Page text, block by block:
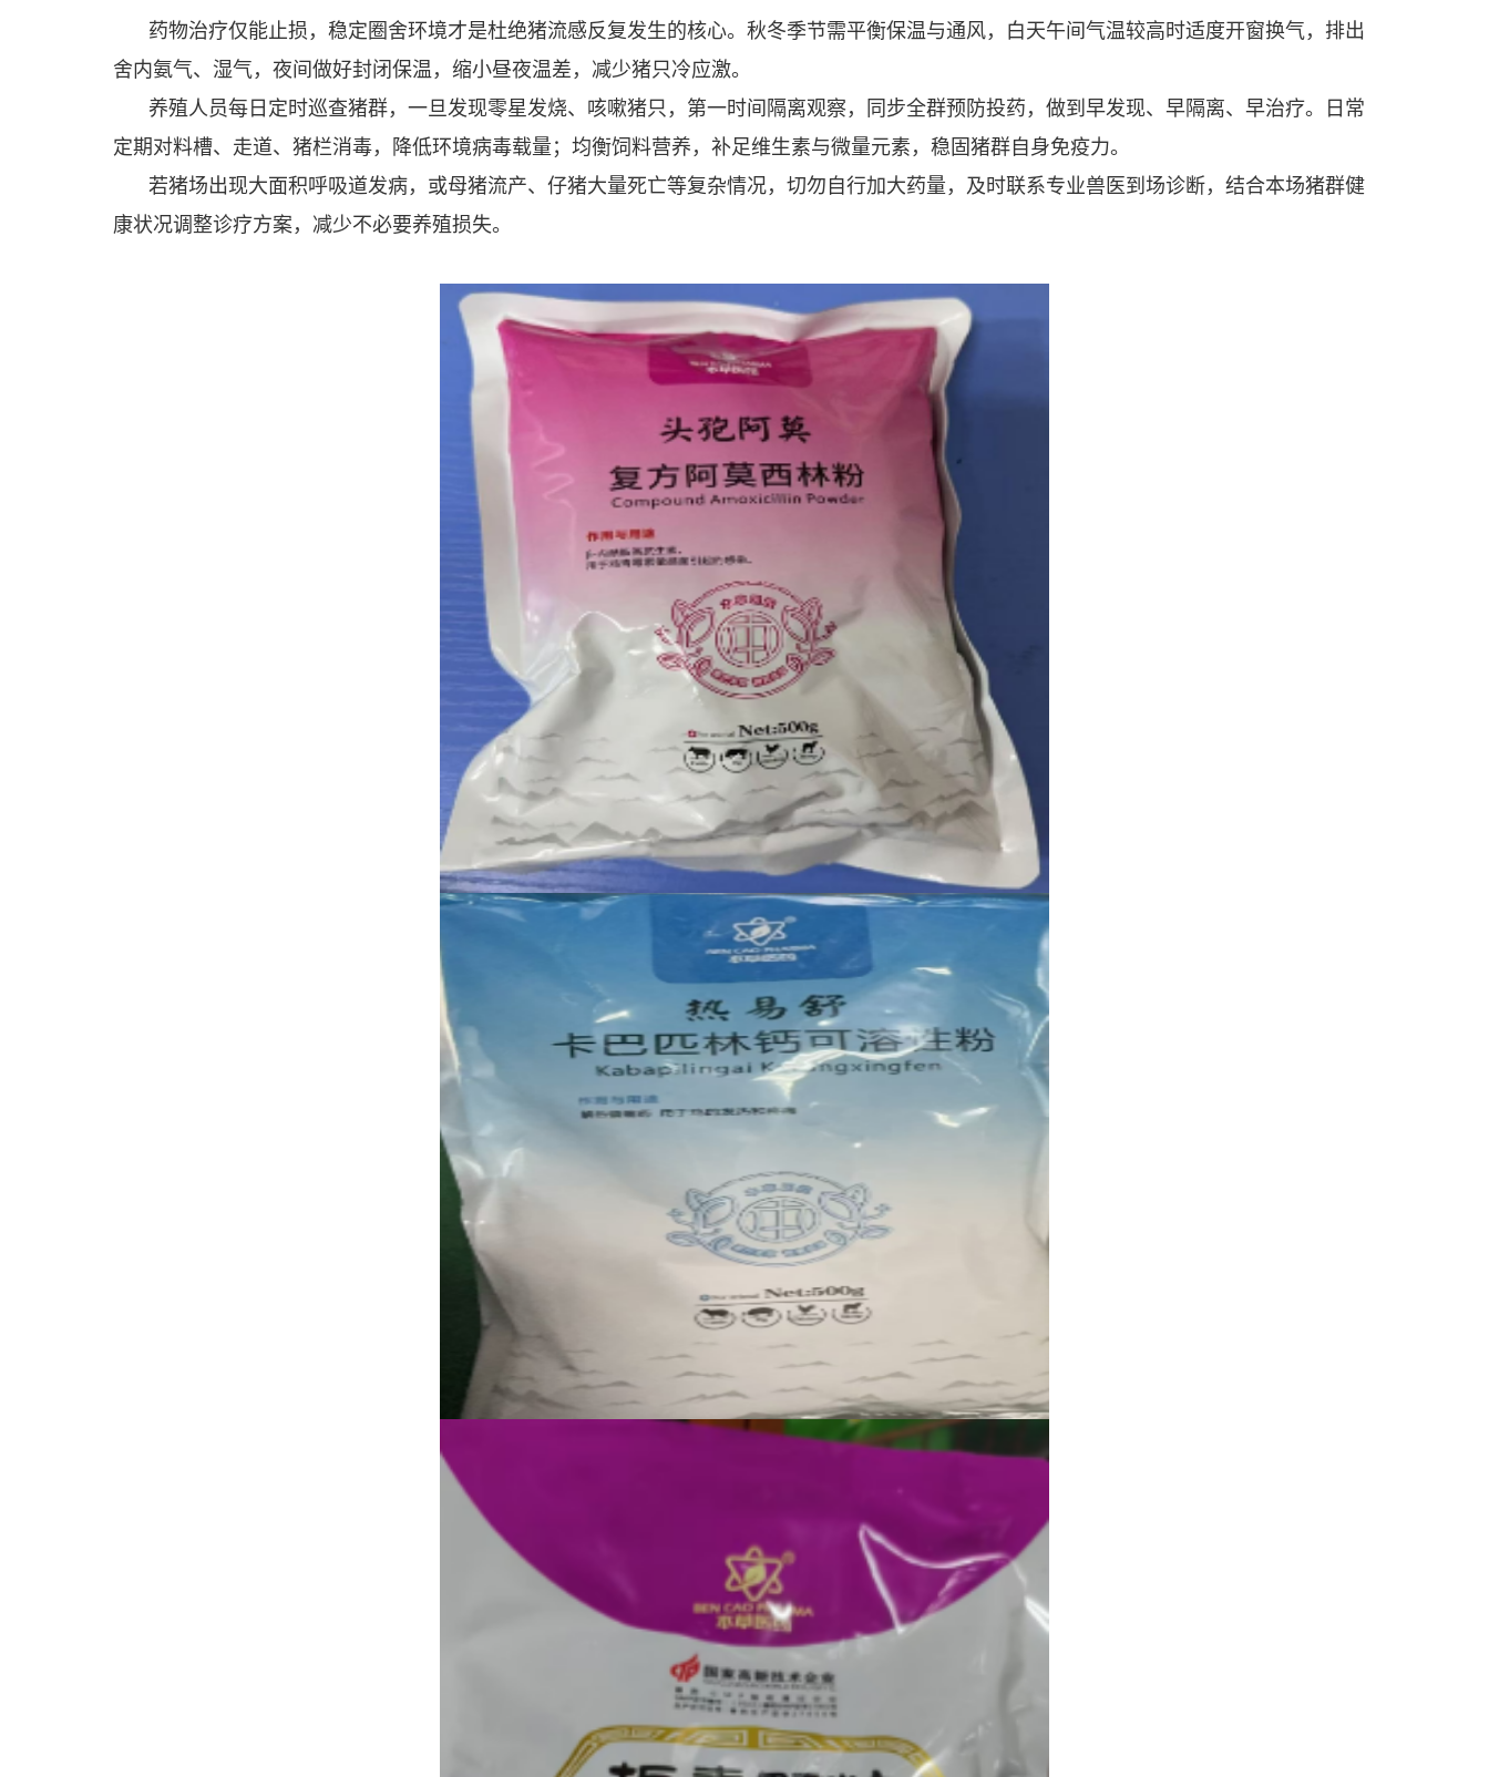
药物治疗仅能止损，稳定圈舍环境才是杜绝猪流感反复发生的核心。秋冬季节需平衡保温与通风，白天午间气温较高时适度开窗换气，排出
舍内氨气、湿气，夜间做好封闭保温，缩小昼夜温差，减少猪只冷应激。
养殖人员每日定时巡查猪群，一旦发现零星发烧、咳嗽猪只，第一时间隔离观察，同步全群预防投药，做到早发现、早隔离、早治疗。日常
定期对料槽、走道、猪栏消毒，降低环境病毒载量；均衡饲料营养，补足维生素与微量元素，稳固猪群自身免疫力。
若猪场出现大面积呼吸道发病，或母猪流产、仔猪大量死亡等复杂情况，切勿自行加大药量，及时联系专业兽医到场诊断，结合本场猪群健
康状况调整诊疗方案，减少不必要养殖损失。